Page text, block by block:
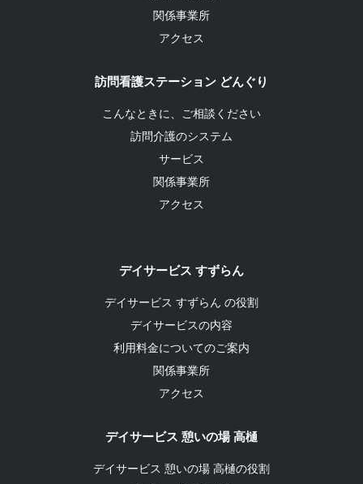
関係事業所
アクセス
訪問看護ステーション どんぐり
こんなときに、ご相談ください
訪問介護のシステム
サービス
関係事業所
アクセス
デイサービス すずらん
デイサービス すずらん の役割
デイサービスの内容
利用料金についてのご案内
関係事業所
アクセス
デイサービス 憩いの場 高樋
デイサービス 憩いの場 高樋の役割